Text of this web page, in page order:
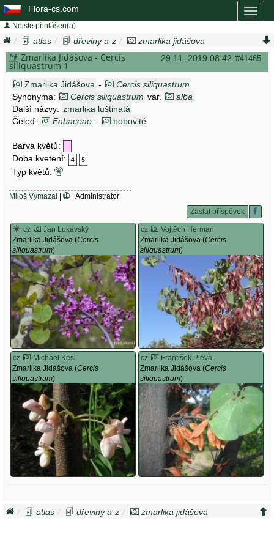
Flora-cs.com
Nejste přihlášen(a)
atlas dřeviny a-z
zmarlika jidášova
cercis siliquastrum
29.11. 2019 08:42 #41465
Zmarlika Jidášova - Cercis
siliquastrum 1
Zmarlika Jidášova -
Cercis siliquastrum
Synonyma:
Cercis siliquastrum var.
alba
Další názvy: zmarlika luštinatá
Čeleď:
Fabaceae - bobovité
Barva květů:
Doba kvetení:
Typ květů:
Miloš Vymazal |
| Administrator
Zaslat příspěvek
cz
Jan Lukavský
Zmarlika Jidášova (Cercis
siliquastrum)
cz
Vojtěch Herman
Zmarlika Jidášova (Cercis
siliquastrum)
cz
Michael Kesl
Zmarlika Jidášova (Cercis
siliquastrum)
cz
František Pleva
Zmarlika Jidášova (Cercis
siliquastrum)
atlas dřeviny a-z
zmarlika jidášova